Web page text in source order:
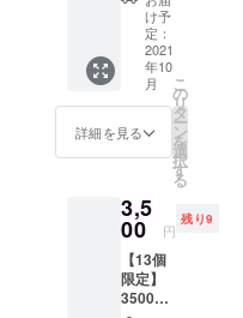
す。 ※
ピアス
をスト
ラップ
に変更
す。そ
の際は
ントお
願いし
ます。
ご理解
の上ご
支援お
願いし
ます。
※ガラス
になり
より割
れてし
まう恐
れがあ
りま
す。 ※
ガラス
ドーム
の大き
さ 直
径18㎜
・ピア
ス素
国製 ※
宝石の
欠け・
割れ・
汚れ等
円 送
料・税
込 ・シ
トリン
入りガ
ラス
ドーム
ピア
ス 1個
のお手
紙 宝石
ルース
量：5ct
以上 ◆
製品情
け予
定：
2021
年10
月
詳細を見る
こ
の
リ
タ
ー
ン
を
選
択
す
る
3,5
00 円
残り9
【13個
限定】
3500